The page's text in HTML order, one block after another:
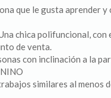
que le gusta aprender
chica polifuncional,
de venta.
con inclinación a la
similares al menos